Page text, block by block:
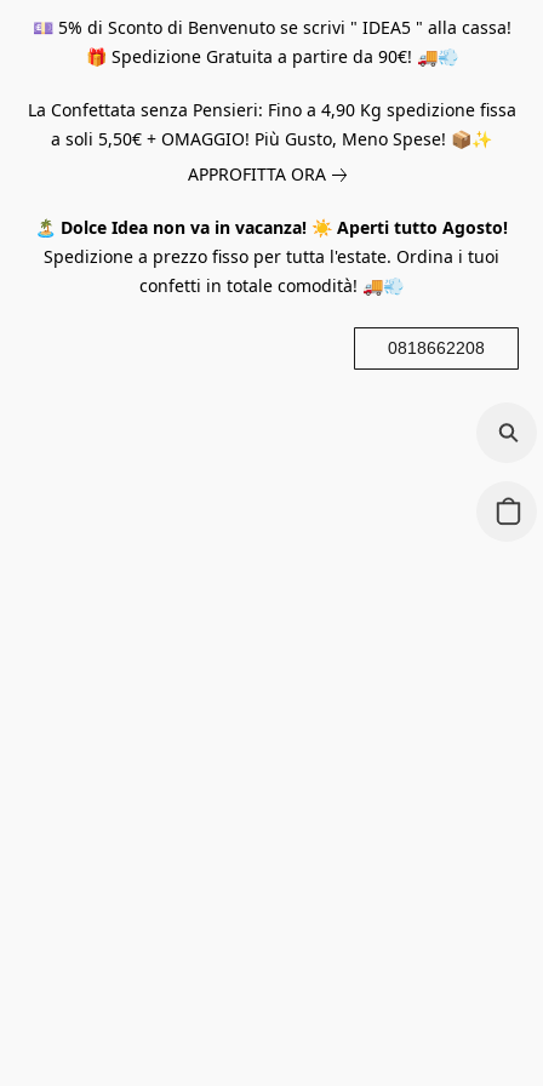
💷 5% di Sconto di Benvenuto se scrivi " IDEA5 " alla cassa!
🎁 Spedizione Gratuita a partire da 90€! 🚚💨
La Confettata senza Pensieri: Fino a 4,90 Kg spedizione fissa
a soli 5,50€ + OMAGGIO! Più Gusto, Meno Spese! 📦✨
APPROFITTA ORA
🏝️ Dolce Idea non va in vacanza! ☀️ Aperti tutto Agosto!
Spedizione a prezzo fisso per tutta l'estate. Ordina i tuoi
confetti in totale comodità! 🚚💨
0818662208